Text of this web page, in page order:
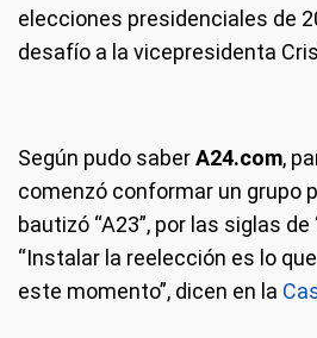
elecciones presidenciales de
desafío a la vicepresidenta
Según pudo saberA24.com,
comenzó conformar un grupo
bautizó “A23”, por las siglas de
“Instalar la reelección es lo
este momento”, dicen en la